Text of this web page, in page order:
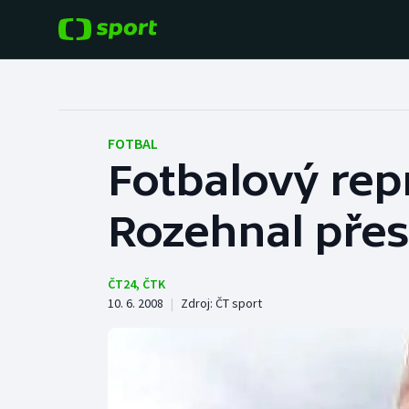
Hokej
Tenis
Cyklistika
Baseball a softbal
Basketbal
FOTBAL
Fotbalový
Rozehnal
ČT24, ČTK
10. 6. 2008 | Zdroj: ČT sport